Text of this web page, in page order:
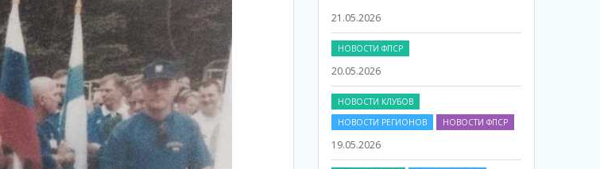
НОВОСТИ ФПСР
20.05.2026
НОВОСТИ КЛУБОВ
НОВОСТИ РЕГИОНОВ
НОВОСТИ ФПСР
19.05.2026
НОВОСТИ IPSC
17.05.2026